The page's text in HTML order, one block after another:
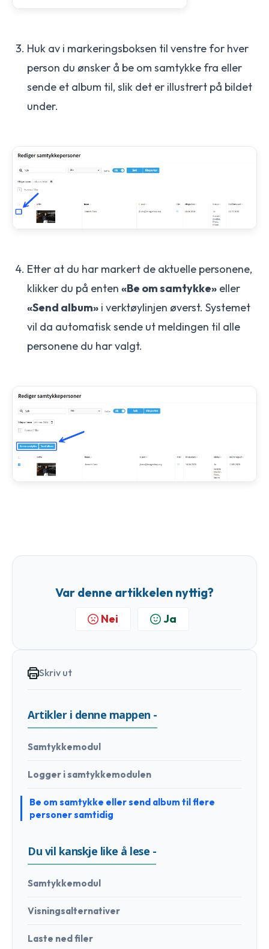
Huk av i markeringsboksen til venstre for hver
person du ønsker å be om samtykke fra eller
sende et album til, slik det er illustrert på bildet
under.
Etter at du har markert de aktuelle personene,
klikker du på enten «Be om samtykke» eller
«Send album» i verktøylinjen øverst. Systemet
vil da automatisk sende ut meldingen til alle
personene du har valgt.
Var denne artikkelen nyttig?
Nei Ja
Skriv ut
Artikler i denne mappen -
Samtykkemodul
Logger i samtykkemodulen
Be om samtykke eller send album til flere
personer samtidig
Du vil kanskje like å lese -
Samtykkemodul
Visningsalternativer
Laste ned filer